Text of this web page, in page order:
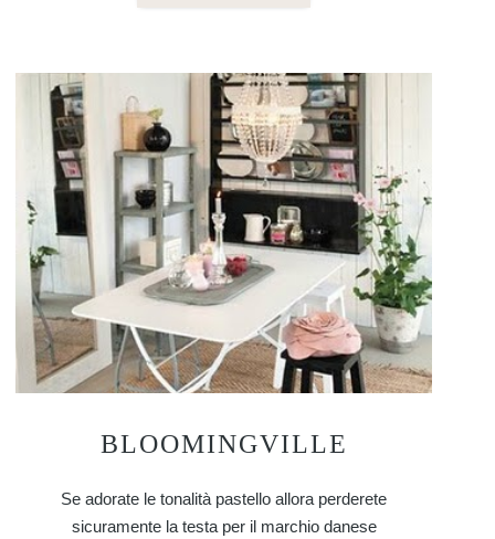
BLOOMINGVILLE
Se adorate le tonalità pastello allora perderete
sicuramente la testa per il marchio danese